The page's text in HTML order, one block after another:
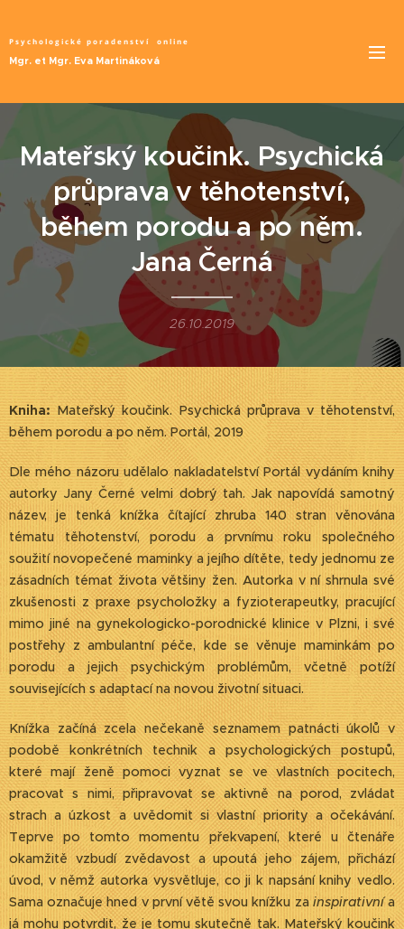
Psychologické poradenství online
Mgr. et Mgr. Eva Martináková
Mateřský koučink. Psychická
průprava v těhotenství,
během porodu a po něm.
Jana Černá
26.10.2019
Kniha:Mateřský koučink. Psychická průprava v těhotenství,
během porodu a po něm. Portál, 2019
Dle mého názoru udělalo nakladatelství Portál vydáním knihy
autorky Jany Černé velmi dobrý tah. Jak napovídá samotný
název, je tenká knížka čítající zhruba 140 stran věnována
tématu těhotenství, porodu a prvnímu roku společného
soužití novopečené maminky a jejího dítěte, tedy jednomu ze
zásadních témat života většiny žen. Autorka v ní shrnula své
zkušenosti z praxe psycholožky a fyzioterapeutky, pracující
mimo jiné na gynekologicko-porodnické klinice v Plzni, i své
postřehy z ambulantní péče, kde se věnuje maminkám po
porodu a jejich psychickým problémům, včetně potíží
souvisejících s adaptací na novou životní situaci.
Knížka začíná zcela nečekaně seznamem patnácti úkolů v
podobě konkrétních technik a psychologických postupů,
které mají ženě pomoci vyznat se ve vlastních pocitech,
pracovat s nimi, připravovat se aktivně na porod, zvládat
strach a úzkost a uvědomit si vlastní priority a očekávání.
Teprve po tomto momentu překvapení, které u čtenáře
okamžitě vzbudí zvědavost a upoutá jeho zájem, přichází
úvod, v němž autorka vysvětluje, co ji k napsání knihy vedlo.
Sama označuje hned v první větě svou knížku zainspirativnía
já mohu potvrdit, že je tomu skutečně tak. Mateřský koučink